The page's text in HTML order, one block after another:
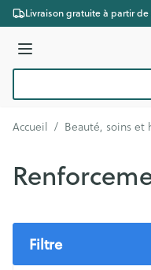
Aller au contenu
Livraison gratuite à partir de
Menu
Accueil / Beauté, soins et
Filtre